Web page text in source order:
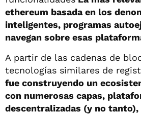
ethereum basada en los
inteligentes, programas
navegan sobre esas
A partir de las cadenas de
tecnologías similares de
fue construyendo un
con numerosas capas,
descentralizadas (y no